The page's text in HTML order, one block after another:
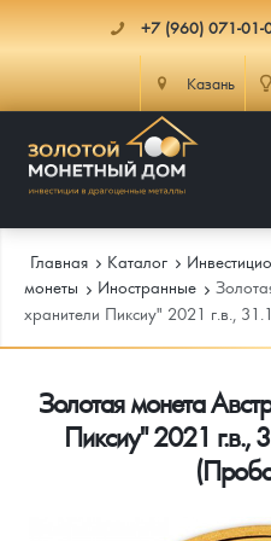
+7 (960) 071-01-
Казань
Каталог
Каталог Монет
Инвестиционные монеты
Инфо
Как сделать заказ
Доставка
Главная Каталог
монеты
Иностранные
хранители Пиксиу" 2021 г.в.,
Золотая монета
Пиксиу" 2021 г.в.,